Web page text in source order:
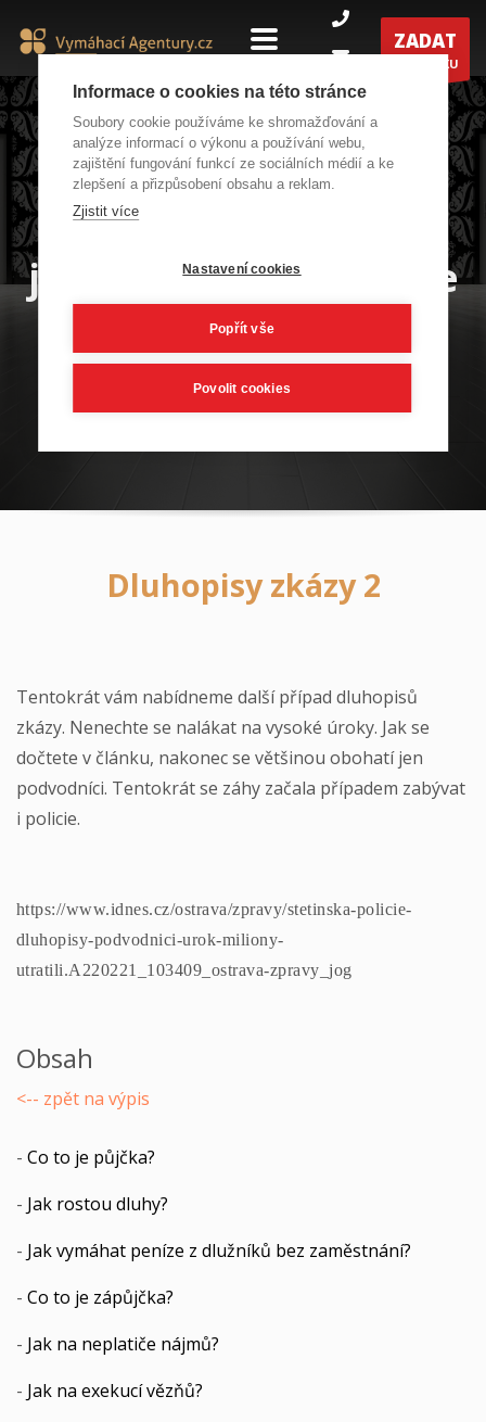
ZADAT
POPTÁVKU
Vybereme za Vás do
jakých dveří vstoupíte
Dluhopisy zkázy 2
Tentokrát vám nabídneme další případ dluhopisů
zkázy. Nenechte se nalákat na vysoké úroky. Jak se
dočtete v článku, nakonec se většinou obohatí jen
podvodníci. Tentokrát se záhy začala případem zabývat
i policie.
https://www.idnes.cz/ostrava/zpravy/stetinska-policie-
dluhopisy-podvodnici-urok-miliony-
utratili.A220221_103409_ostrava-zpravy_jog
Obsah
<-- zpět na výpis
- Co to je půjčka?
- Jak rostou dluhy?
- Jak vymáhat peníze z dlužníků bez zaměstnání?
- Co to je zápůjčka?
- Jak na neplatiče nájmů?
- Jak na exekucí vězňů?
Informace o cookies na této stránce
Soubory cookie používáme ke shromažďování a
analýze informací o výkonu a používání webu,
zajištění fungování funkcí ze sociálních médií a ke
zlepšení a přizpůsobení obsahu a reklam.
Zjistit více
Nastavení cookies
Popřít vše
Povolit cookies